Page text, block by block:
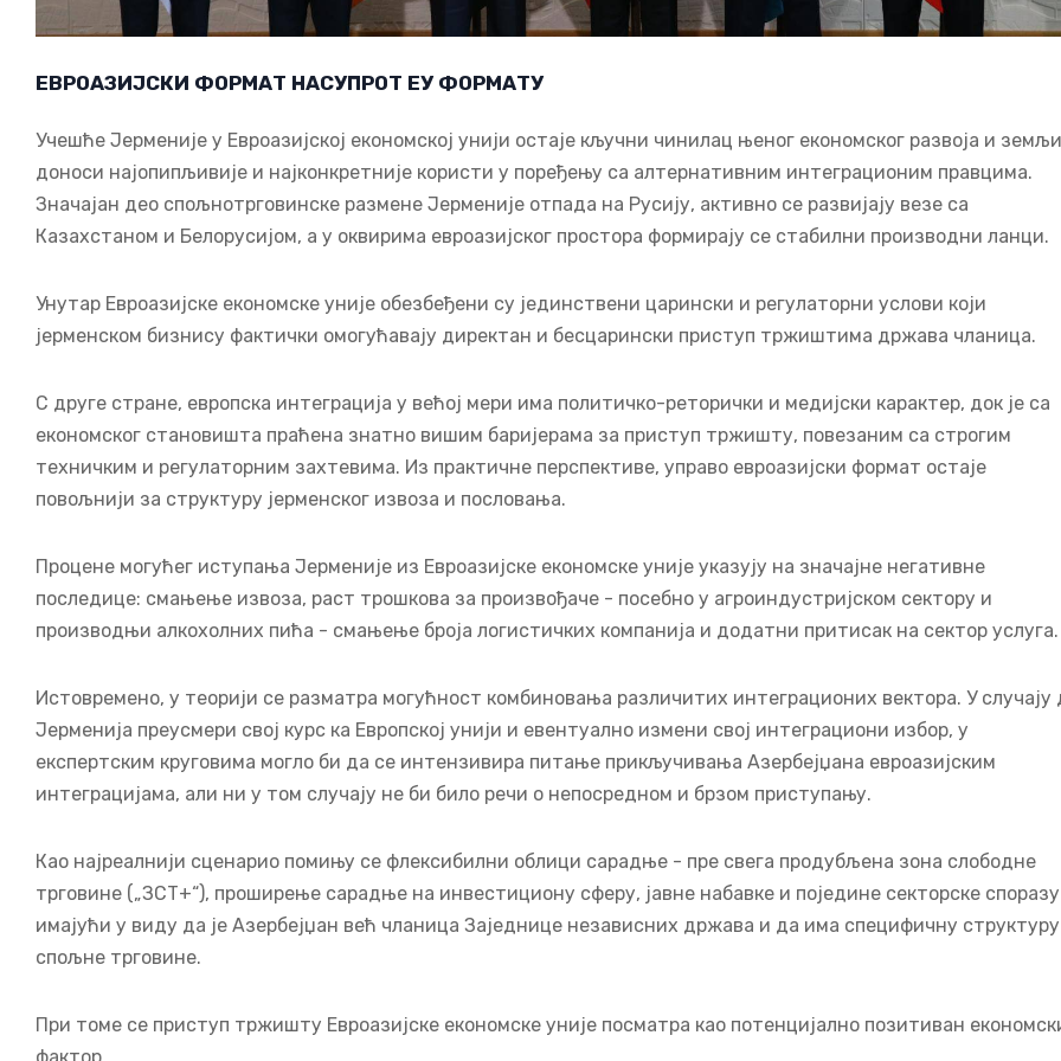
ЕВРОАЗИЈСКИ ФОРМАТ НАСУПРОТ ЕУ ФОРМАТУ
Учешће Јерменије у Евроазијској економској унији остаје кључни чинилац њеног економског развоја и земљи
доноси најопипљивије и најконкретније користи у поређењу са алтернативним интеграционим правцима.
Значајан део спољнотрговинске размене Јерменије отпада на Русију, активно се развијају везе са
Казахстаном и Белорусијом, а у оквирима евроазијског простора формирају се стабилни производни ланци.
Унутар Евроазијске економске уније обезбеђени су јединствени царински и регулаторни услови који
јерменском бизнису фактички омогућавају директан и бесцарински приступ тржиштима држава чланица.
С друге стране, европска интеграција у већој мери има политичко-реторички и медијски карактер, док је са
економског становишта праћена знатно вишим баријерама за приступ тржишту, повезаним са строгим
техничким и регулаторним захтевима. Из практичне перспективе, управо евроазијски формат остаје
повољнији за структуру јерменског извоза и пословања.
Процене могућег иступања Јерменије из Евроазијске економске уније указују на значајне негативне
последице: смањење извоза, раст трошкова за произвођаче - посебно у агроиндустријском сектору и
производњи алкохолних пића - смањење броја логистичких компанија и додатни притисак на сектор услуга.
Истовремено, у теорији се разматра могућност комбиновања различитих интеграционих вектора. У случају
Јерменија преусмери свој курс ка Европској унији и евентуално измени свој интеграциони избор, у
експертским круговима могло би да се интензивира питање прикључивања Азербејџана евроазијским
интеграцијама, али ни у том случају не би било речи о непосредном и брзом приступању.
Као најреалнији сценарио помињу се флексибилни облици сарадње - пре свега продубљена зона слободне
трговине („ЗСТ+“), проширење сарадње на инвестициону сферу, јавне набавке и поједине секторске
имајући у виду да је Азербејџан већ чланица Заједнице независних држава и да има специфичну структуру
спољне трговине.
При томе се приступ тржишту Евроазијске економске уније посматра као потенцијално позитиван